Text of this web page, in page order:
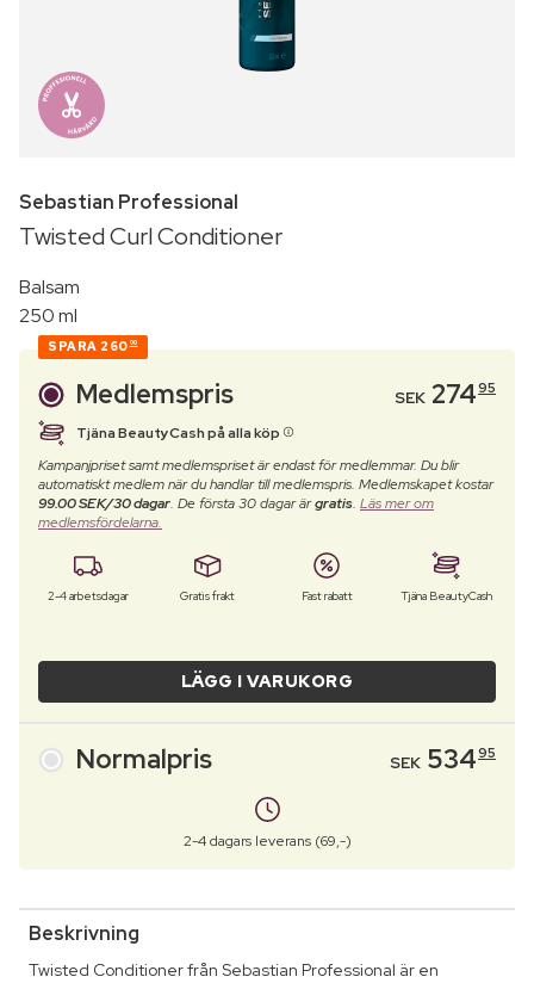
Sebastian Professional
Twisted Curl Conditioner
Balsam
250 ml
SPARA 260 00
Medlemspris SEK 27495
Tjäna BeautyCash på alla köp
Kampanjpriset samt medlemspriset är endast för medlemmar. Du blir
automatiskt medlem när du handlar till medlemspris. Medlemskapet kostar
99.00 SEK/30 dagar. De första 30 dagar ärgratis. Läs mer om
medlemsfördelarna.
2-4 arbetsdagar Gratis frakt Fast rabatt Tjäna BeautyCash
LÄGG I VARUKORG
Normalpris SEK 53495
2-4 dagars leverans (69,-)
Beskrivning
Twisted Conditioner från Sebastian Professional är en